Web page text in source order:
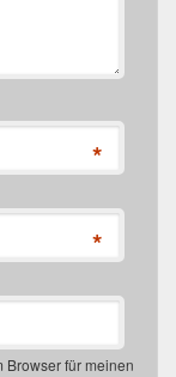
*
*
Browser für meinen